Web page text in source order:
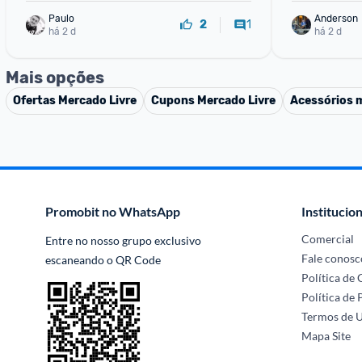
Paulo
há 2 d
2 1
Anderson
há 2 d
Mais opções
Ofertas Mercado Livre Cupons Mercado Livre Acessórios
Promobit no WhatsApp
Entre no nosso grupo exclusivo
escaneando o QR Code
Comercial
Fale
Política de
Política de
Termos de
Mapa Site